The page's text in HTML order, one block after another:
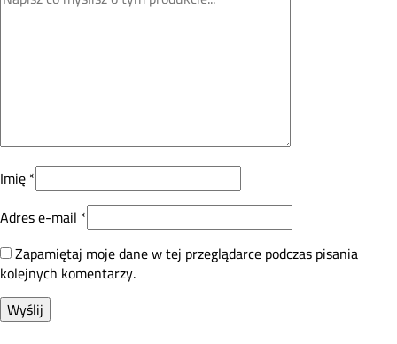
Imię*
Adres e-mail *
Zapamiętaj moje dane w tej przeglądarce podczas pisania
kolejnych komentarzy.